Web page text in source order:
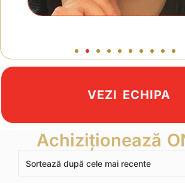
VEZI ECHIPA
Achiziționează